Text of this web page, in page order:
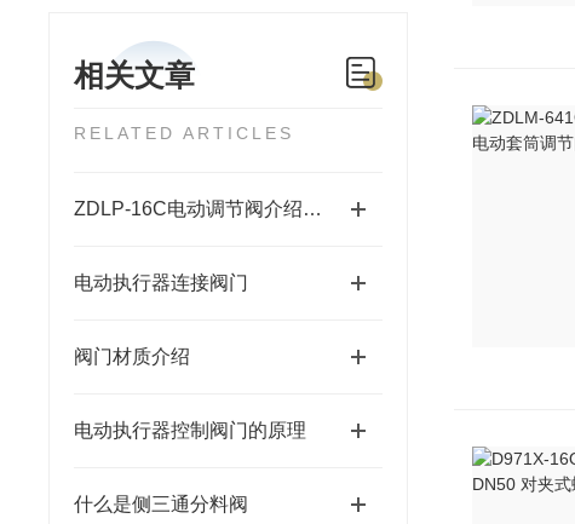
相关文章
RELATED ARTICLES
ZDLP-16C电动调节阀介绍及参数
电动执行器连接阀门
阀门材质介绍
电动执行器控制阀门的原理
什么是侧三通分料阀